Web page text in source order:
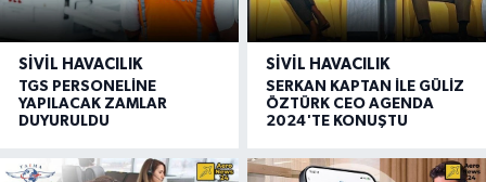
SIVIL HAVACILIK
TGS PERSONELİNE
YAPILACAK ZAMLAR
DUYURULDU
SIVIL HAVACILIK
SERKAN KAPTAN İLE GÜLİZ
ÖZTÜRK CEO AGENDA
2024'TE KONUŞTU